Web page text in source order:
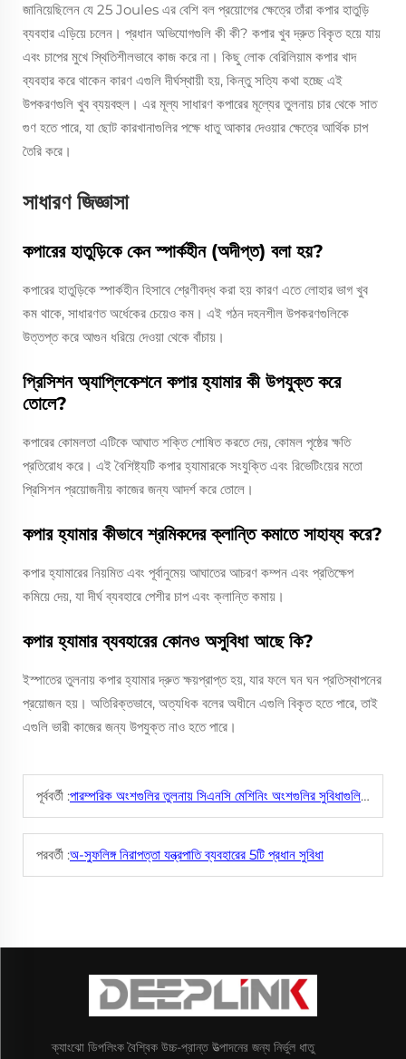
জানিয়েছিলেন যে 25 Joules এর বেশি বল প্রয়োগের ক্ষেত্রে তাঁরা কপার হাতুড়ি
ব্যবহার এড়িয়ে চলেন। প্রধান অভিযোগগুলি কী কী? কপার খুব দ্রুত বিকৃত হয়ে যায়
এবং চাপের মুখে স্থিতিশীলভাবে কাজ করে না। কিছু লোক বেরিলিয়াম কপার খাদ
ব্যবহার করে থাকেন কারণ এগুলি দীর্ঘস্থায়ী হয়, কিন্তু সত্যি কথা হচ্ছে এই
উপকরণগুলি খুব ব্যয়বহুল। এর মূল্য সাধারণ কপারের মূল্যের তুলনায় চার থেকে সাত
গুণ হতে পারে, যা ছোট কারখানাগুলির পক্ষে ধাতু আকার দেওয়ার ক্ষেত্রে আর্থিক চাপ
তৈরি করে।
সাধারণ জিজ্ঞাসা
কপারের হাতুড়িকে কেন স্পার্কহীন (অদীপ্ত) বলা হয়?
কপারের হাতুড়িকে স্পার্কহীন হিসাবে শ্রেণীবদ্ধ করা হয় কারণ এতে লোহার ভাগ খুব
কম থাকে, সাধারণত অর্ধেকের চেয়েও কম। এই গঠন দহনশীল উপকরণগুলিকে
উত্তপ্ত করে আগুন ধরিয়ে দেওয়া থেকে বাঁচায়।
প্রিসিশন অ্যাপ্লিকেশনে কপার হ্যামার কী উপযুক্ত করে
তোলে?
কপারের কোমলতা এটিকে আঘাত শক্তি শোষিত করতে দেয়, কোমল পৃষ্ঠের ক্ষতি
প্রতিরোধ করে। এই বৈশিষ্ট্যটি কপার হ্যামারকে সংযুক্তি এবং রিভেটিংয়ের মতো
প্রিসিশন প্রয়োজনীয় কাজের জন্য আদর্শ করে তোলে।
কপার হ্যামার কীভাবে শ্রমিকদের ক্লান্তি কমাতে সাহায্য করে?
কপার হ্যামারের নিয়মিত এবং পূর্বানুমেয় আঘাতের আচরণ কম্পন এবং প্রতিক্ষেপ
কমিয়ে দেয়, যা দীর্ঘ ব্যবহারে পেশীর চাপ এবং ক্লান্তি কমায়।
কপার হ্যামার ব্যবহারের কোনও অসুবিধা আছে কি?
ইস্পাতের তুলনায় কপার হ্যামার দ্রুত ক্ষয়প্রাপ্ত হয়, যার ফলে ঘন ঘন প্রতিস্থাপনের
প্রয়োজন হয়। অতিরিক্তভাবে, অত্যধিক বলের অধীনে এগুলি বিকৃত হতে পারে, তাই
এগুলি ভারী কাজের জন্য উপযুক্ত নাও হতে পারে।
পূর্ববর্তী :পারম্পরিক অংশগুলির তুলনায় সিএনসি মেশিনিং অংশগুলির সুবিধাগুলি কী কী?
পরবর্তী :অ-স্ফুলিঙ্গ নিরাপত্তা যন্ত্রপাতি ব্যবহারের 5টি প্রধান সুবিধা
ক্যাংঝো ডিপলিংক বৈশ্বিক উচ্চ-প্রান্ত উত্পাদনের জন্য নির্ভুল ধাতু